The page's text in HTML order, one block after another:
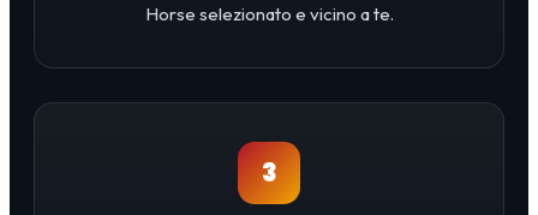
Horse selezionato e vicino a te.
3